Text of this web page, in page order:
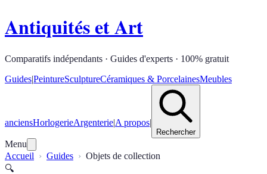
Antiquités et Art
Comparatifs indépendants · Guides d'experts · 100% gratuit
Guides|PeintureSculptureCéramiques & PorcelainesMeubles
anciensHorlogerieArgenterie|A propos|
Rechercher
Menu
Accueil
Guides
Objets de collection
🔍